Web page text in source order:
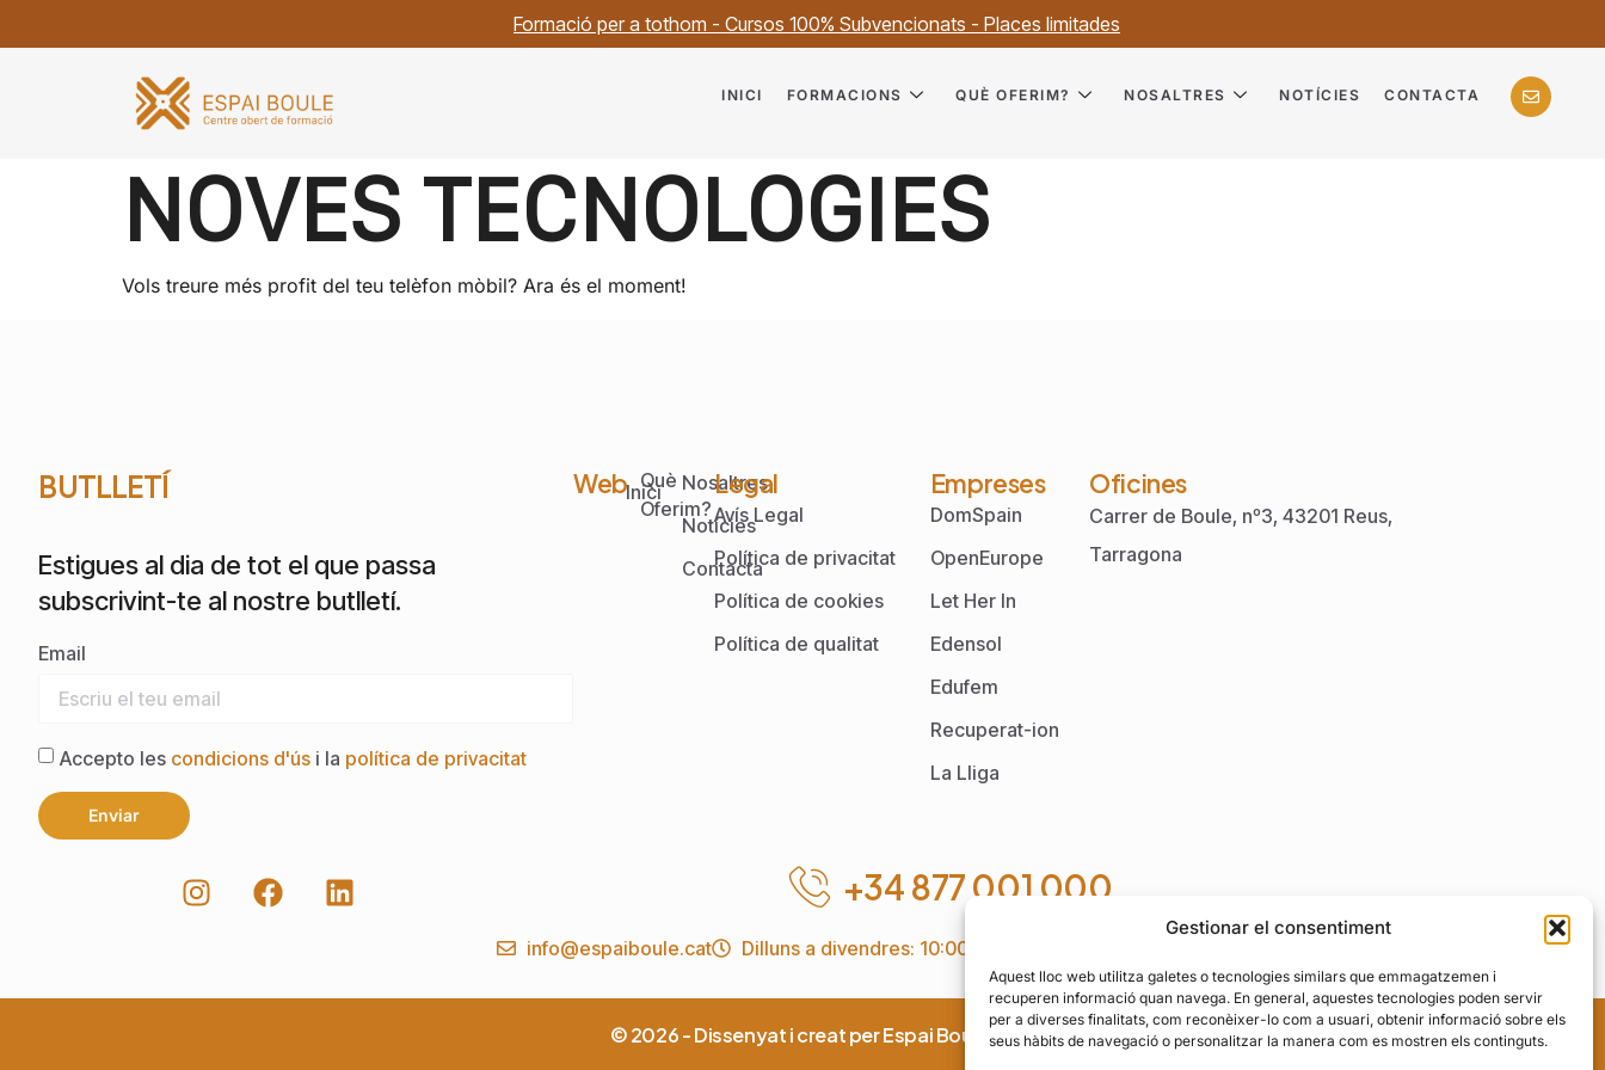
Gestionar el consentiment
Aquest lloc web utilitza galetes o tecnologies similars que emmagatzemen i
recuperen informació quan navega. En general, aquestes tecnologies poden servir
per a diverses finalitats, com reconèixer-lo com a usuari, obtenir informació sobre els
seus hàbits de navegació o personalitzar la manera com es mostren els continguts.
Formació per a tothom - Cursos 100% Subvencionats - Places limitades
INICI FORMACIONS QUÈ OFERIM? NOSALTRES NOTÍCIES CONTACTA
NOVES TECNOLOGIES
Vols treure més profit del teu telèfon mòbil? Ara és el moment!
BUTLLETÍ
Estigues al dia de tot el que passa
subscrivint-te al nostre butlletí.
Email
Accepto les condicions d'ús i la política de privacitat
Enviar
WebInici
Què
Oferim?
Nosaltres
Notícies
Contacta
Legal
Avís Legal
Política de privacitat
Política de cookies
Política de qualitat
Empreses
DomSpain
OpenEurope
Let Her In
Edensol
Edufem
Recuperat-ion
La Lliga
Oficines
Carrer de Boule, nº3, 43201 Reus,
Tarragona
+34 877 001 000
info@espaiboule.cat Dilluns a divendres: 10:00 a 18:00
© 2026 - Dissenyat i creat per Espai Boule.